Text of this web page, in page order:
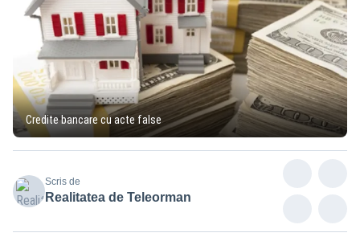
Credite bancare cu acte false
Scris de
Realitatea de Teleorman